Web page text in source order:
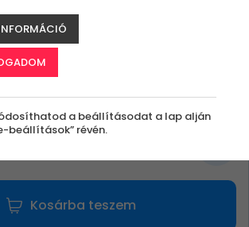
Kosárba teszem
a beállításodat a lap alján
beállítások” révén.